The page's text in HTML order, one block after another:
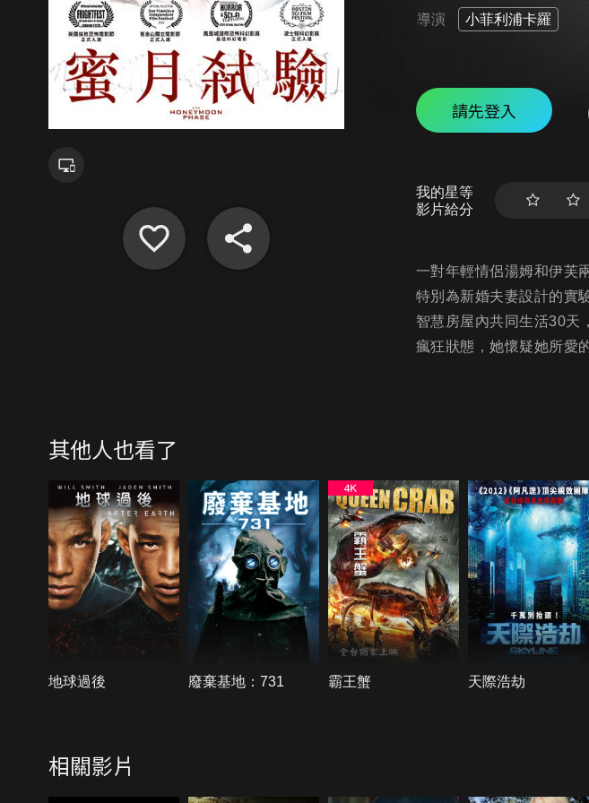
導演 小菲利浦卡羅
請先登入
我的星等
影片給分
一對年輕情侶湯姆和伊芙
特別為新婚夫妻設計的實
智慧房屋內共同生活30天
瘋狂狀態，她懷疑她所愛
其他人也看了
地球過後 廢棄基地：731 霸王蟹 天際浩劫
相關影片